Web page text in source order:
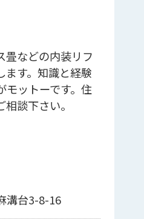
畳などの内装リフ
ます。知識と経験
モットーです。住
談下さい。
溝台3-8-16